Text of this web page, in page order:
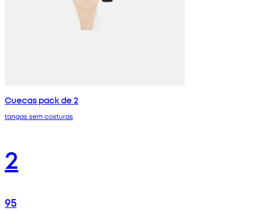
Cuecas pack de 2
tangas sem costuras
2
95